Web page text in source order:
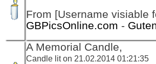
From [Username visiable
GBPicsOnline.com -
A Memorial Candle,
Candle lit on 21.02.2014 01:21:35